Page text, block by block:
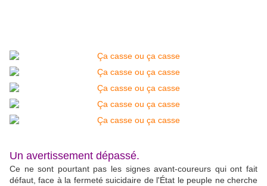
Un avertissement dépassé.
Ce ne sont pourtant pas les signes avant-coureurs qui ont fait
défaut, face à la fermeté suicidaire de l'État le peuple ne cherche